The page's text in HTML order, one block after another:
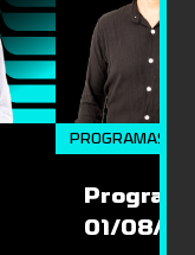
PROGRAMAS
01/08/